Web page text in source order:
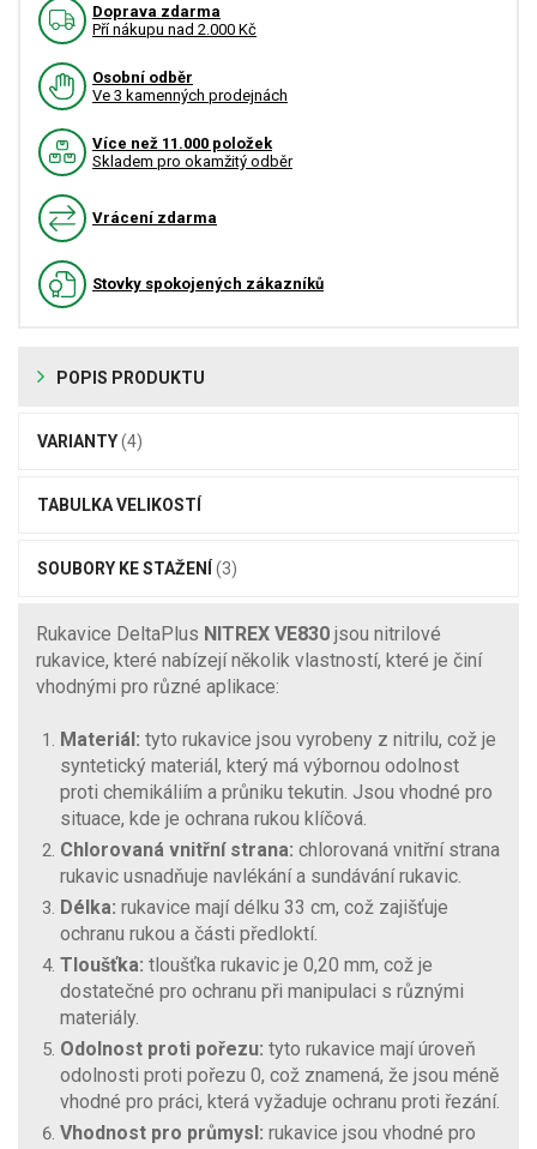
Doprava zdarma
Pří nákupu nad 2.000 Kč
Osobní odběr
Ve 3 kamenných prodejnách
Více než 11.000 položek
Skladem pro okamžitý odběr
Vrácení zdarma
Stovky spokojených zákazníků
POPIS PRODUKTU
VARIANTY(4)
TABULKA VELIKOSTÍ
SOUBORY KE STAŽENÍ (3)
Rukavice DeltaPlus NITREX VE830 jsou nitrilové
rukavice, které nabízejí několik vlastností, které je činí
vhodnými pro různé aplikace:
Materiál: tyto rukavice jsou vyrobeny z nitrilu, což je
syntetický materiál, který má výbornou odolnost
proti chemikáliím a průniku tekutin. Jsou vhodné pro
situace, kde je ochrana rukou klíčová.
Chlorovaná vnitřní strana: chlorovaná vnitřní strana
rukavic usnadňuje navlékání a sundávání rukavic.
Délka: rukavice mají délku 33 cm, což zajišťuje
ochranu rukou a části předloktí.
Tloušťka: tloušťka rukavic je 0,20 mm, což je
dostatečné pro ochranu při manipulaci s různými
materiály.
Odolnost proti pořezu: tyto rukavice mají úroveň
odolnosti proti pořezu 0, což znamená, že jsou méně
vhodné pro práci, která vyžaduje ochranu proti řezání.
Vhodnost pro průmysl: rukavice jsou vhodné pro